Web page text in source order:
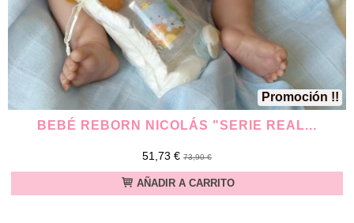
Promoción !!
BEBÉ REBORN NICOLÁS "SERIE REAL...
51,73 € 73,90 €
AÑADIR A CARRITO